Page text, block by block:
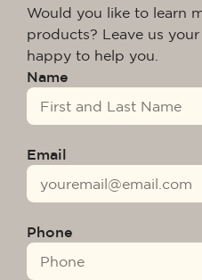
Would you like to learn
products? Leave us
happy to help you.
Name
Email
Phone